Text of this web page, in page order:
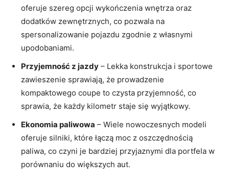
oferuje szereg opcji wykończenia wnętrza oraz
dodatków zewnętrznych, co pozwala na
spersonalizowanie pojazdu zgodnie z własnymi
upodobaniami.
Przyjemność z jazdy – Lekka konstrukcja i sportowe
zawieszenie sprawiają, że prowadzenie ​
kompaktowego coupe to czysta przyjemność, co
sprawia, że ⁤każdy⁤ kilometr staje się wyjątkowy.
Ekonomia paliwowa – Wiele ⁢nowoczesnych modeli
oferuje silniki, które łączą moc z oszczędnością⁣
paliwa, co czyni ‌je bardziej przyjaznymi ⁤dla portfela w
porównaniu do większych aut.